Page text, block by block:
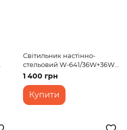
Світильник настінно-
стельовий W-641/36W+36W
WW+NW+CW
1 400 грн
Купити